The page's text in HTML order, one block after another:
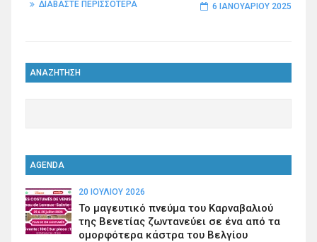
ΔΙΑΒΑΣΤΕ ΠΕΡΙΣΣΟΤΕΡΑ 6 ΙΑΝΟΥΑΡΊΟΥ 2025
ΑΝΑΖΗΤΗΣΗ
AGENDA
20 ΙΟΥΛΊΟΥ 2026
Το μαγευτικό πνεύμα του Καρναβαλιού
της Βενετίας ζωντανεύει σε ένα από τα
ομορφότερα κάστρα του Βελγίου